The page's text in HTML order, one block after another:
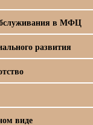
в МФЦ
развития
виде